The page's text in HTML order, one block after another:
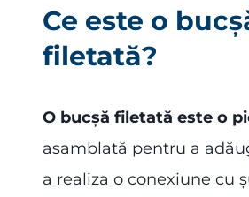
Ce este o
filetată?
O bucșă filetată este o
asamblată pentru a
a realiza o conexiune cu